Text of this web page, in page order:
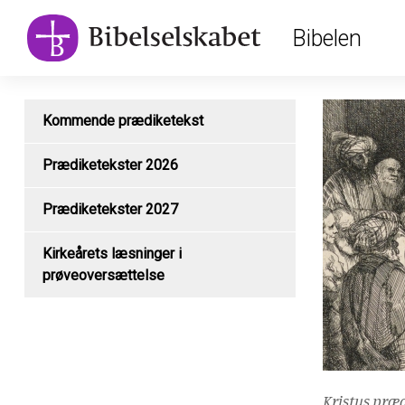
main
navigation
Bibelen
Kommende prædiketekst
Prædiketekster 2026
Prædiketekster 2027
Kirkeårets læsninger i
prøveoversættelse
Kristus